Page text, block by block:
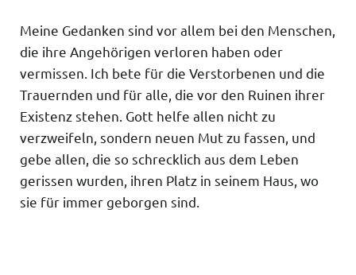
Meine Gedanken sind vor allem bei den Menschen,
die ihre Angehörigen verloren haben oder
vermissen. Ich bete für die Verstorbenen und die
Trauernden und für alle, die vor den Ruinen ihrer
Existenz stehen. Gott helfe allen nicht zu
verzweifeln, sondern neuen Mut zu fassen, und
gebe allen, die so schrecklich aus dem Leben
gerissen wurden, ihren Platz in seinem Haus, wo
sie für immer geborgen sind.